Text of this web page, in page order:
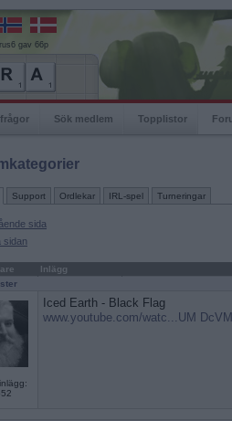
gav 66p
Sök medlem Topplistor
Support Ordlekar IRL-spel Turneringar
sida
sidan
Inlägg
Iced Earth - Black Flag
www.youtube.com/watc...UM